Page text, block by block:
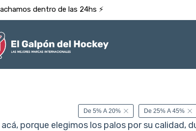
dentro de las 24hs ⚡️
De 5% A 20% De 25% A 45%
porque elegimos los palos por su calidad,